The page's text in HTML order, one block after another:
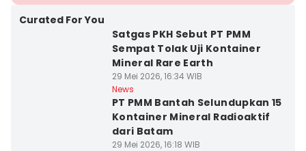
Curated For You
Satgas PKH Sebut PT PMM
Sempat Tolak Uji Kontainer
Mineral Rare Earth
29 Mei 2026, 16:34 WIB
News
PT PMM Bantah Selundupkan 15
Kontainer Mineral Radioaktif
dari Batam
29 Mei 2026, 16:18 WIB